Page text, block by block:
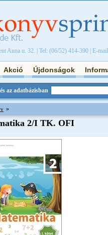
Anna u. 32. | Tel: (06/52) 414-390 | E-
Akció Újdonságok
az adatbázisban
»
2/I TK. OFI